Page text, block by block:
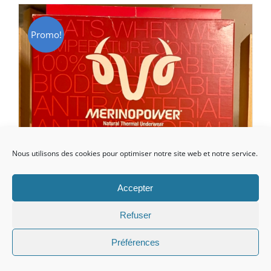
Nous utilisons des cookies pour optimiser notre site web et notre service.
Accepter
Refuser
Préférences
Promo!